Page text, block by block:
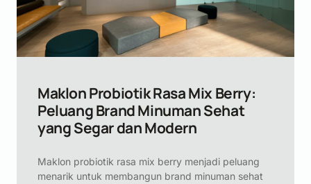
Maklon Probiotik Rasa Mix Berry:
Peluang Brand Minuman Sehat
yang Segar dan Modern
Maklon probiotik rasa mix berry menjadi peluang
menarik untuk membangun brand minuman sehat